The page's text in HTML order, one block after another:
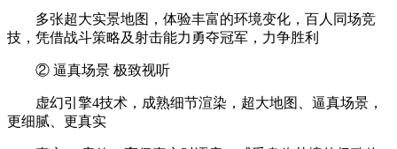
多张超大实景地图，体验丰富的环境变化，百人同场竞
技，凭借战斗策略及射击能力勇夺冠军，力争胜利
② 逼真场景 极致视听
虚幻引擎4技术，成熟细节渲染，超大地图、逼真场景，
更细腻、更真实